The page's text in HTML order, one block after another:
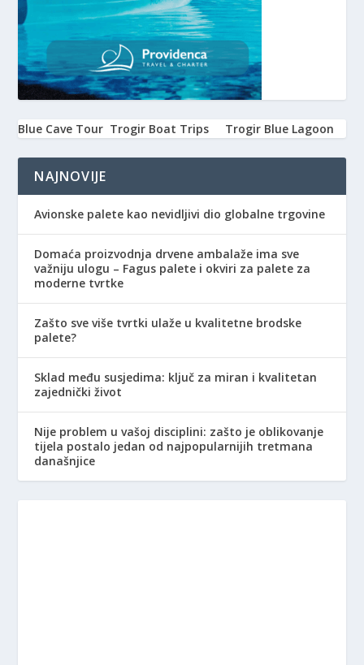
Blue Cave Tour Trogir Boat Trips Trogir Blue Lagoon
NAJNOVIJE
Avionske palete kao nevidljivi dio globalne trgovine
Domaća proizvodnja drvene ambalaže ima sve
važniju ulogu – Fagus palete i okviri za palete za
moderne tvrtke
Zašto sve više tvrtki ulaže u kvalitetne brodske
palete?
Sklad među susjedima: ključ za miran i kvalitetan
zajednički život
Nije problem u vašoj disciplini: zašto je oblikovanje
tijela postalo jedan od najpopularnijih tretmana
današnjice